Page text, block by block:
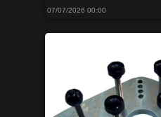
07/07/2026 00:00